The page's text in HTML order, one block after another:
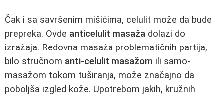
Čak i sa savršenim mišićima, celulit može da bude
prepreka. Ovde anticelulit masaža dolazi do
izražaja. Redovna masaža problematičnih partija,
bilo stručnom anti-celulit masažom ili samo-
masažom tokom tuširanja, može značajno da
poboljša izgled kože. Upotrebom jakih, kružnih